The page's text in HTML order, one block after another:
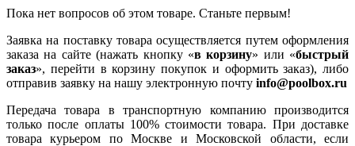
Пока нет вопросов об этом товаре. Станьте первым!
Заявка на поставку товара осуществляется путем оформления
заказа на сайте (нажать кнопку «в корзину» или «быстрый
заказ», перейти в корзину покупок и оформить заказ), либо
отправив заявку на нашу электронную почту info@poolbox.ru
Передача товара в транспортную компанию производится
только после оплаты 100% стоимости товара. При доставке
товара курьером по Москве и Московской области, если